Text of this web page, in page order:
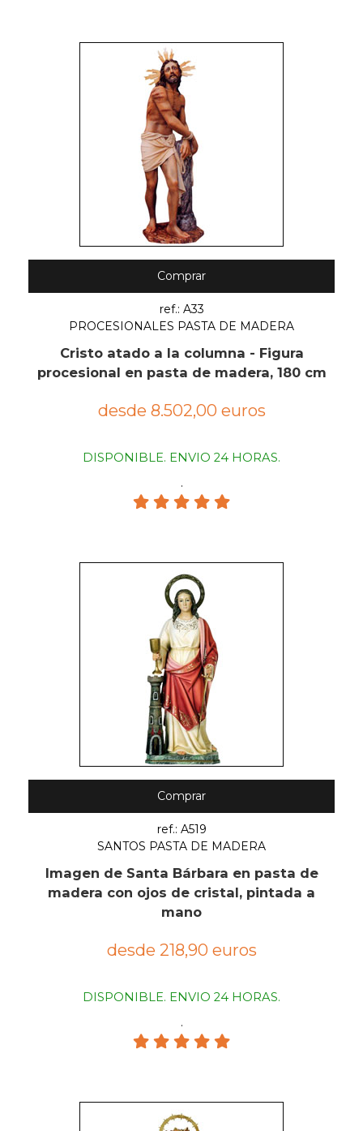
Comprar
ref.: A33
PROCESIONALES PASTA DE MADERA
Cristo atado a la columna - Figura
procesional en pasta de madera, 180 cm
desde 8.502,00 euros
DISPONIBLE. ENVIO 24 HORAS.
.
Comprar
ref.: A519
SANTOS PASTA DE MADERA
Imagen de Santa Bárbara en pasta de
madera con ojos de cristal, pintada a
mano
desde 218,90 euros
DISPONIBLE. ENVIO 24 HORAS.
.